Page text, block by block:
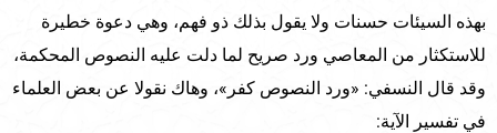
بهذه السيئات حسنات ولا يقول بذلك ذو فهم، وهي دعوة خطيرة
للاستكثار من المعاصي ورد صريح لما دلت عليه النصوص المحكمة،
وقد قال النسفي: «ورد النصوص كفر»، وهاك نقولا عن بعض العلماء
في تفسير الآية: